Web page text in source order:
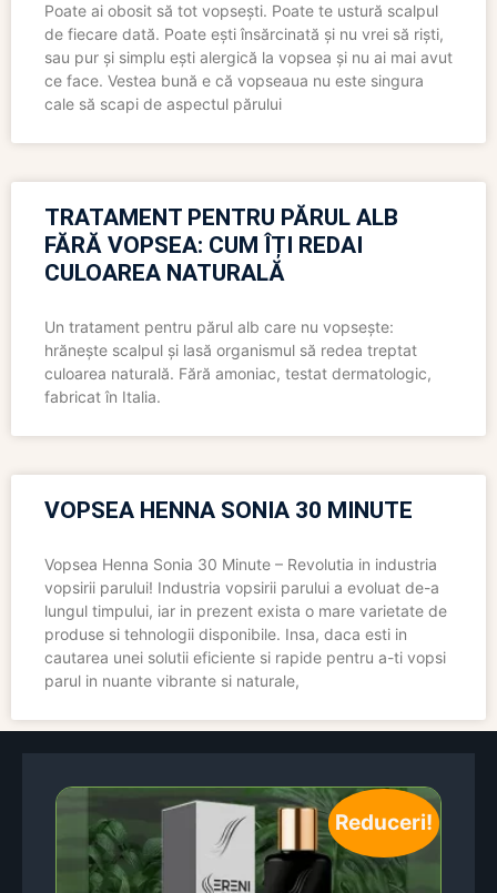
Poate ai obosit să tot vopsești. Poate te ustură scalpul
de fiecare dată. Poate ești însărcinată și nu vrei să riști,
sau pur și simplu ești alergică la vopsea și nu ai mai avut
ce face. Vestea bună e că vopseaua nu este singura
cale să scapi de aspectul părului
TRATAMENT PENTRU PĂRUL ALB
FĂRĂ VOPSEA: CUM ÎȚI REDAI
CULOAREA NATURALĂ
Un tratament pentru părul alb care nu vopsește:
hrănește scalpul și lasă organismul să redea treptat
culoarea naturală. Fără amoniac, testat dermatologic,
fabricat în Italia.
VOPSEA HENNA SONIA 30 MINUTE
Vopsea Henna Sonia 30 Minute – Revolutia in industria
vopsirii parului! Industria vopsirii parului a evoluat de-a
lungul timpului, iar in prezent exista o mare varietate de
produse si tehnologii disponibile. Insa, daca esti in
cautarea unei solutii eficiente si rapide pentru a-ti vopsi
parul in nuante vibrante si naturale,
Reduceri!